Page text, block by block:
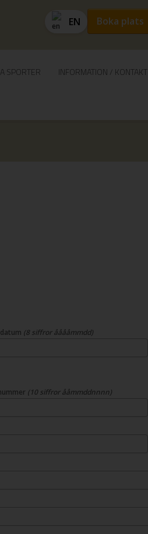
EN Boka plats
SPORTER INFORMATION / KONTAKT
(8 siffror ååååmmdd)
(10 siffror ååmmddnnnn)